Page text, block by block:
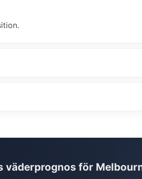
väderprognos för